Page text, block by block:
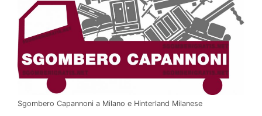
Sgombero Capannoni a Milano e Hinterland Milanese